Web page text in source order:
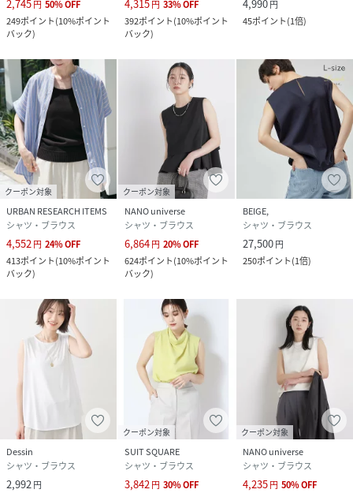
2,745円 50%OFF
249ポイント(10%ポイント
バック)
4,315円 33%OFF
392ポイント(10%ポイント
バック)
4,990円
45ポイント(1倍)
クーポン対象
URBAN RESEARCH ITEMS
シャツ・ブラウス
4,552円 24%OFF
413ポイント(10%ポイント
バック)
クーポン対象
NANO universe
シャツ・ブラウス
6,864円 20%OFF
624ポイント(10%ポイント
バック)
BEIGE,
シャツ・ブラウス
27,500円
250ポイント(1倍)
Dessin
シャツ・ブラウス
2,992 円
クーポン対象
SUIT SQUARE
シャツ・ブラウス
3,842 円 30%OFF
クーポン対象
NANO universe
シャツ・ブラウス
4,235円 50%OFF